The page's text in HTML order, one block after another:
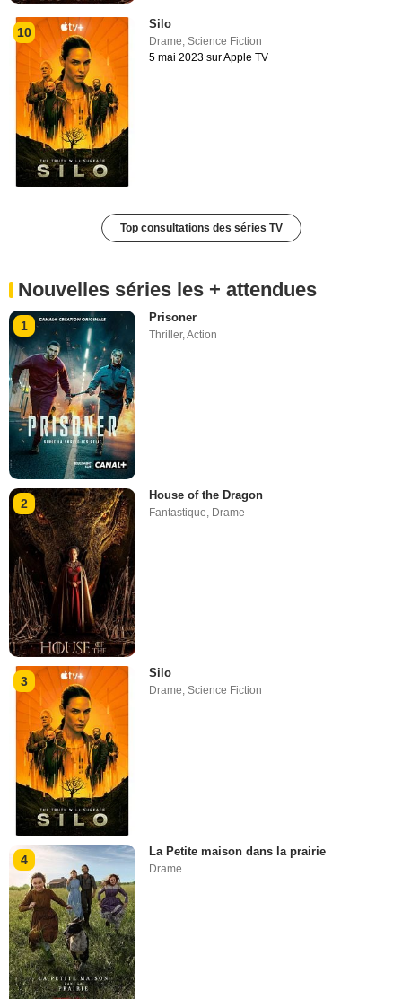
10
Silo
Drame,Science Fiction
5 mai 2023 sur Apple TV
Top consultations des séries TV
Nouvelles séries les + attendues
1
Prisoner
Thriller,Action
2
House of the Dragon
Fantastique, Drame
3
Silo
Drame,Science Fiction
4
La Petite maison dans la prairie
Drame